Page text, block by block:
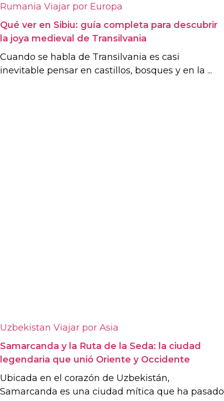
Rumania Viajar por Europa
Qué ver en Sibiu: guía completa para descubrir
la joya medieval de Transilvania
Cuando se habla de Transilvania es casi
inevitable pensar en castillos, bosques y en la ...
Uzbekistan Viajar por Asia
Samarcanda y la Ruta de la Seda: la ciudad
legendaria que unió Oriente y Occidente
Ubicada en el corazón de Uzbekistán,
Samarcanda es una ciudad mítica que ha pasado